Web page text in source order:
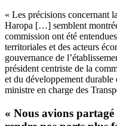
« Les précisions concernant
Haropa […] semblent
commission ont été
territoriales et des acteurs
gouvernance de
président centriste de la
et du développement
ministre en charge des
« Nous avions partagé